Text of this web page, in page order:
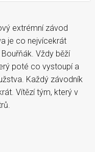
extrémní závod
je co nejvícekrát
Vždy běží
poté co vystoupí a
Každý závodník
Vítězí tým, který v